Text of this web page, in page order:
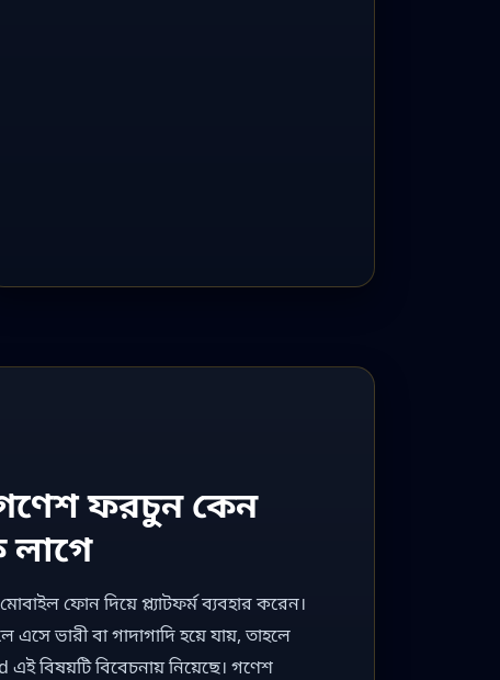
গণেশ ফরচুন কেন
ফোন দিয়ে প্ল্যাটফর্ম ব্যবহার করেন।
ভারী বা গাদাগাদি হয়ে যায়, তাহলে
বিষয়টি বিবেচনায় নিয়েছে। গণেশ